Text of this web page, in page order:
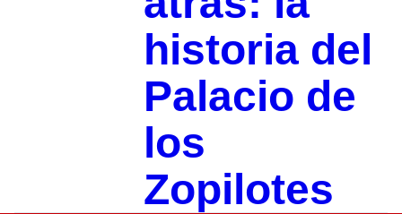
historia del
Palacio de
los
Zopilotes